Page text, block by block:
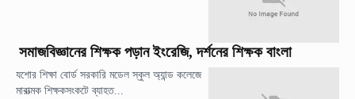
সমাজবিজ্ঞানের শিক্ষক পড়ান ইংরেজি, দর্শনের শিক্ষক বাংলা
যশোর শিক্ষা বোর্ড সরকারি মডেল স্কুল অ্যান্ড কলেজে
মারাত্মক শিক্ষকসংকটে ব্যাহত...